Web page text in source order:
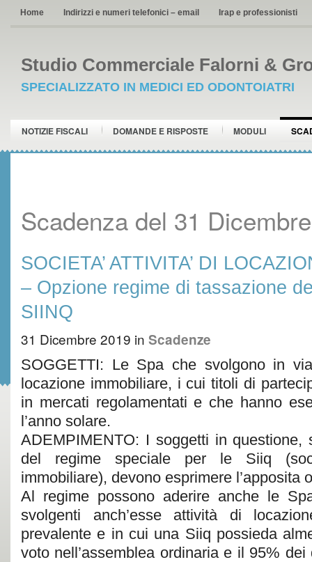
Home Indirizzi e numeri telefonici – email Irap e professionisti
Studio Commerciale Falorni &
SPECIALIZZATO IN MEDICI ED ODONTOIATRI
NOTIZIE FISCALI DOMANDE E RISPOSTE MODULI
Scadenza del 31
SOCIETA’ ATTIVITA’ DI
– Opzione regime di tassazione
SIINQ
31 Dicembre 2019 in Scadenze
SOGGETTI: Le Spa che svolgono in
locazione immobiliare, i cui titoli di
in mercati regolamentati e che hanno
l’anno solare.
ADEMPIMENTO: I soggetti in questione,
del regime speciale per le Siiq
immobiliare), devono esprimere l’apposita
Al regime possono aderire anche le
svolgenti anch’esse attività di
prevalente e in cui una Siiq possieda
voto nell’assemblea ordinaria e il 95%